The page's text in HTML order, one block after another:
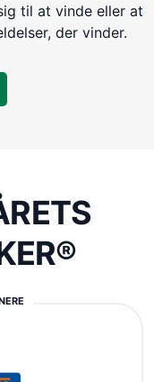
til at vinde eller at
der vinder.